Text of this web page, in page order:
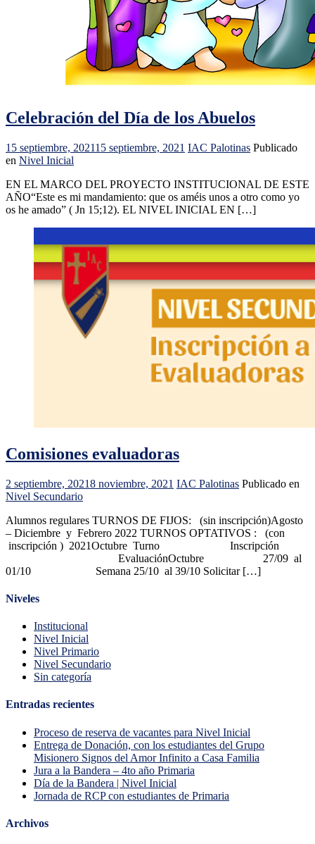
Celebración del Día de los Abuelos
15 septiembre, 202115 septiembre, 2021 IAC Palotinas Publicado
en Nivel Inicial
EN EL MARCO DEL PROYECTO INSTITUCIONAL DE ESTE
AÑO“Este es mi mandamiento: que os améis unos a otro como yo
os he amado” ( Jn 15;12). EL NIVEL INICIAL EN […]
Comisiones evaluadoras
2 septiembre, 20218 noviembre, 2021 IAC Palotinas Publicado en
Nivel Secundario
Alumnos regulares TURNOS DE FIJOS: (sin inscripción)Agosto
– Diciembre y Febrero 2022 TURNOS OPTATIVOS : (con
inscripción ) 2021Octubre Turno Inscripción
EvaluaciónOctubre 27/09 al
01/10 Semana 25/10 al 39/10 Solicitar […]
Niveles
Institucional
Nivel Inicial
Nivel Primario
Nivel Secundario
Sin categoría
Entradas recientes
Proceso de reserva de vacantes para Nivel Inicial
Entrega de Donación, con los estudiantes del Grupo
Misionero Signos del Amor Infinito a Casa Familia
Jura a la Bandera – 4to año Primaria
Día de la Bandera | Nivel Inicial
Jornada de RCP con estudiantes de Primaria
Archivos